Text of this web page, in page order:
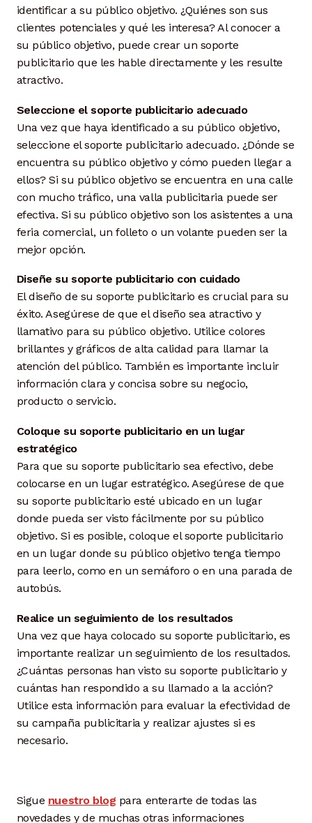
identificar a su público objetivo. ¿Quiénes son sus
clientes potenciales y qué les interesa? Al conocer a
su público objetivo, puede crear un soporte
publicitario que les hable directamente y les resulte
atractivo.
Seleccione el soporte publicitario adecuado
Una vez que haya identificado a su público objetivo,
seleccione el soporte publicitario adecuado. ¿Dónde se
encuentra su público objetivo y cómo pueden llegar a
ellos? Si su público objetivo se encuentra en una calle
con mucho tráfico, una valla publicitaria puede ser
efectiva. Si su público objetivo son los asistentes a una
feria comercial, un folleto o un volante pueden ser la
mejor opción.
Diseñe su soporte publicitario con cuidado
El diseño de su soporte publicitario es crucial para su
éxito. Asegúrese de que el diseño sea atractivo y
llamativo para su público objetivo. Utilice colores
brillantes y gráficos de alta calidad para llamar la
atención del público. También es importante incluir
información clara y concisa sobre su negocio,
producto o servicio.
Coloque su soporte publicitario en un lugar
estratégico
Para que su soporte publicitario sea efectivo, debe
colocarse en un lugar estratégico. Asegúrese de que
su soporte publicitario esté ubicado en un lugar
donde pueda ser visto fácilmente por su público
objetivo. Si es posible, coloque el soporte publicitario
en un lugar donde su público objetivo tenga tiempo
para leerlo, como en un semáforo o en una parada de
autobús.
Realice un seguimiento de los resultados
Una vez que haya colocado su soporte publicitario, es
importante realizar un seguimiento de los resultados.
¿Cuántas personas han visto su soporte publicitario y
cuántas han respondido a su llamado a la acción?
Utilice esta información para evaluar la efectividad de
su campaña publicitaria y realizar ajustes si es
necesario.
Sigue nuestro blog para enterarte de todas las
novedades y de muchas otras informaciones